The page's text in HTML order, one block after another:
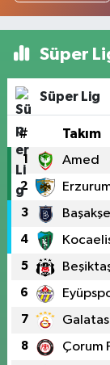
Süper
Süper Lig
# Takım
1 Amed
2
3
4
5
6
7
8 Çorum